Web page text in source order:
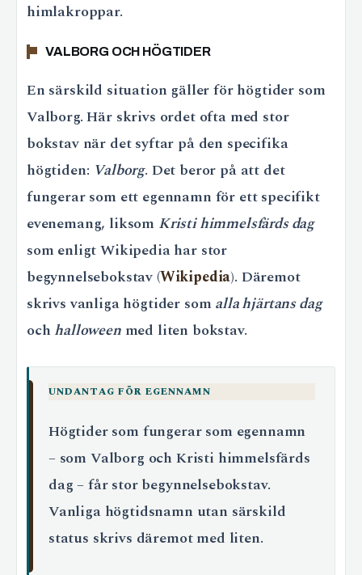
himlakroppar.
VALBORG OCH HÖGTIDER
En särskild situation gäller för högtider som
Valborg. Här skrivs ordet ofta med stor
bokstav när det syftar på den specifika
högtiden: Valborg. Det beror på att det
fungerar som ett egennamn för ett specifikt
evenemang, liksom Kristi himmelsfärds dag
som enligt Wikipedia har stor
begynnelsebokstav (Wikipedia). Däremot
skrivs vanliga högtider somalla hjärtans dag
ochhalloweenmed liten bokstav.
UNDANTAG FÖR EGENNAMN
Högtider som fungerar som egennamn
– som Valborg och Kristi himmelsfärds
dag – får stor begynnelsebokstav.
Vanliga högtidsnamn utan särskild
status skrivs däremot med liten.